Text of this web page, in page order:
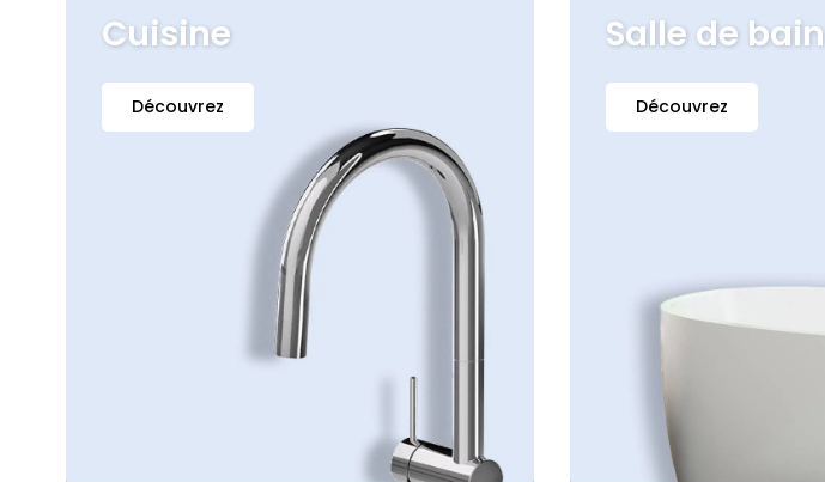
Cuisine
Découvrez
Salle de bain
Découvrez